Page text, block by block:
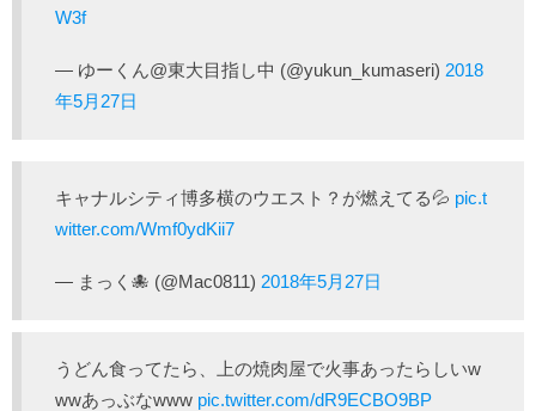
W3f
— ゆーくん@東大目指し中 (@yukun_kumaseri) 2018
年5月27日
キャナルシティ博多横のウエスト？が燃えてる💦 pic.t
witter.com/Wmf0ydKii7
— まっく🐙 (@Mac0811) 2018年5月27日
うどん食ってたら、上の焼肉屋で火事あったらしいw
wwあっぶなwww pic.twitter.com/dR9ECBO9BP